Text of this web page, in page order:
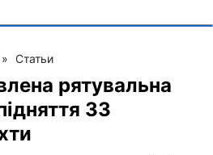
» Статьи
рятувальна
33